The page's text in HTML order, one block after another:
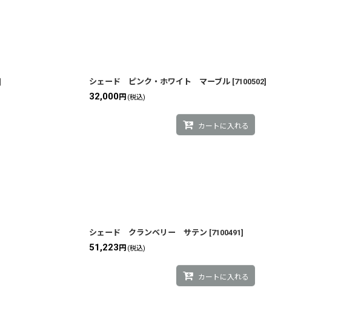
シェード ピンク・ホワイト マーブル [7100502]
32,000円 (税込)
カートに入れる
シェード クランベリー サテン [7100491]
51,223 円 (税込)
カートに入れる